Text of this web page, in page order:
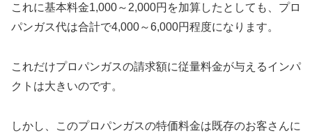
これに基本料金1,000～2,000円を加算したとしても、プロ
パンガス代は合計で4,000～6,000円程度になります。
これだけプロパンガスの請求額に従量料金が与えるインパ
クトは大きいのです。
しかし、このプロパンガスの特価料金は既存のお客さんに